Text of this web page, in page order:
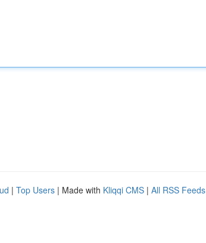
| Top Users | Made with Kliqqi CMS | All RSS Feeds